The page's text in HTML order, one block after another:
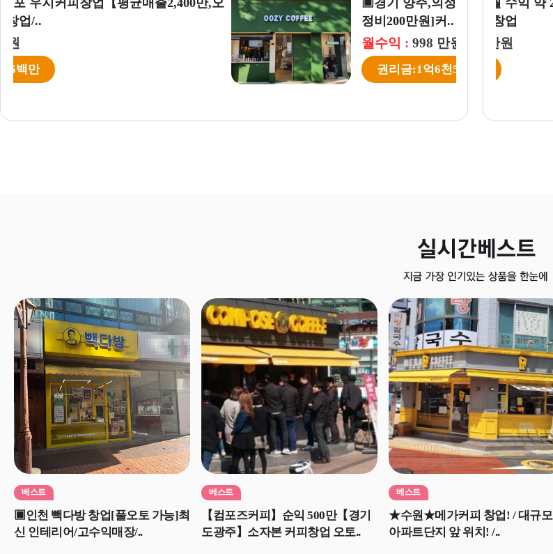
피스상권】커피창업/..
675 만원
권리금:1억7천5백만
베스트
▣인천 빽다방 창업[풀오토 가능]최
신 인테리어/고수익매장/..
베스트
【컴포즈커피】순익 500만【경기
도광주】소자본 커피창업 오토..
베스트
★수원★메가커피 창업! / 대규모
아파트단지 앞 위치! /..